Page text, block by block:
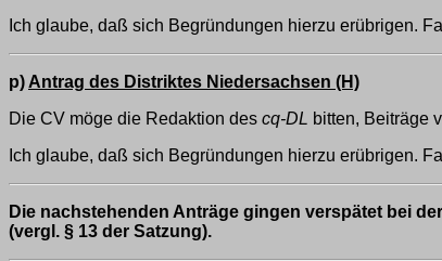
Ich glaube, daß sich Begründungen hierzu erübrigen.
p)Antrag des Distriktes Niedersachsen (H)
Die CV möge die Redaktion des cq-DL bitten, Beiträge
Ich glaube, daß sich Begründungen hierzu erübrigen.
Die nachstehenden Anträge gingen verspätet bei
(vergl. § 13 der Satzung).